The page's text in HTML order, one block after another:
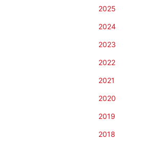
2025
2024
2023
2022
2021
2020
2019
2018